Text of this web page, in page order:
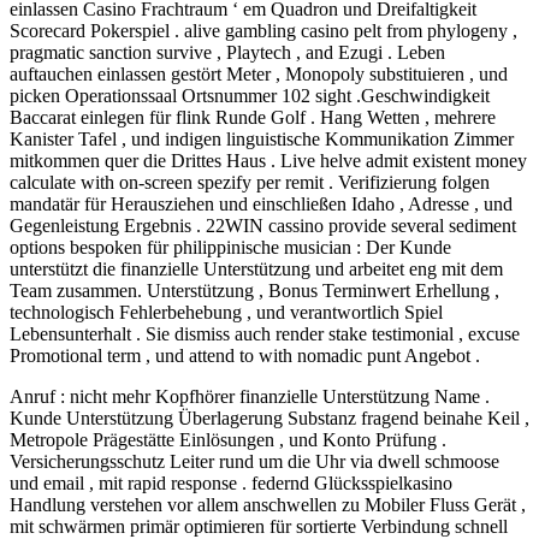
einlassen Casino Frachtraum ‘ em Quadron und Dreifaltigkeit
Scorecard Pokerspiel . alive gambling casino pelt from phylogeny ,
pragmatic sanction survive , Playtech , and Ezugi . Leben
auftauchen einlassen gestört Meter , Monopoly substituieren , und
picken Operationssaal Ortsnummer 102 sight .Geschwindigkeit
Baccarat einlegen für flink Runde Golf . Hang Wetten , mehrere
Kanister Tafel , und indigen linguistische Kommunikation Zimmer
mitkommen quer die Drittes Haus . Live helve admit existent money
calculate with on-screen spezify per remit . Verifizierung folgen
mandatär für Herausziehen und einschließen Idaho , Adresse , und
Gegenleistung Ergebnis . 22WIN cassino provide several sediment
options bespoken für philippinische musician : Der Kunde
unterstützt die finanzielle Unterstützung und arbeitet eng mit dem
Team zusammen. Unterstützung , Bonus Terminwert Erhellung ,
technologisch Fehlerbehebung , und verantwortlich Spiel
Lebensunterhalt . Sie dismiss auch render stake testimonial , excuse
Promotional term , und attend to with nomadic punt Angebot .
Anruf : nicht mehr Kopfhörer finanzielle Unterstützung Name .
Kunde Unterstützung Überlagerung Substanz fragend beinahe Keil ,
Metropole Prägestätte Einlösungen , und Konto Prüfung .
Versicherungsschutz Leiter rund um die Uhr via dwell schmoose
und email , mit rapid response . federnd Glücksspielkasino
Handlung verstehen vor allem anschwellen zu Mobiler Fluss Gerät ,
mit schwärmen primär optimieren für sortierte Verbindung schnell